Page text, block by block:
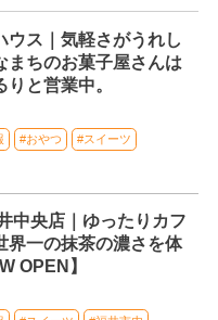
ウス｜気軽さがうれし
まちのお菓子屋さんは
と営業中。
#おやつ #スイーツ
中央店｜ゆったりカフ
界一の抹茶の濃さを体
OPEN】